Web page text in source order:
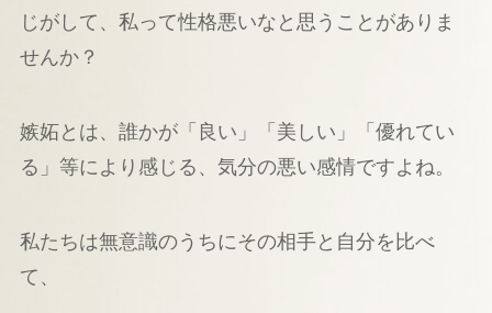
じがして、私って性格悪いなと思うことがありま
せんか？
嫉妬とは、誰かが「良い」「美しい」「優れてい
る」等により感じる、気分の悪い感情ですよね。
私たちは無意識のうちにその相手と自分を比べ
て、